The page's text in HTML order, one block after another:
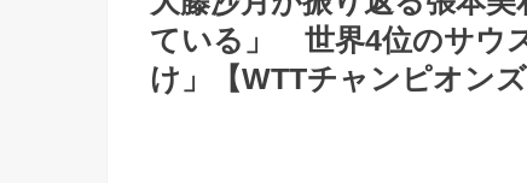
ている」 世界4位のサウ
け」【WTTチャンピオンズ